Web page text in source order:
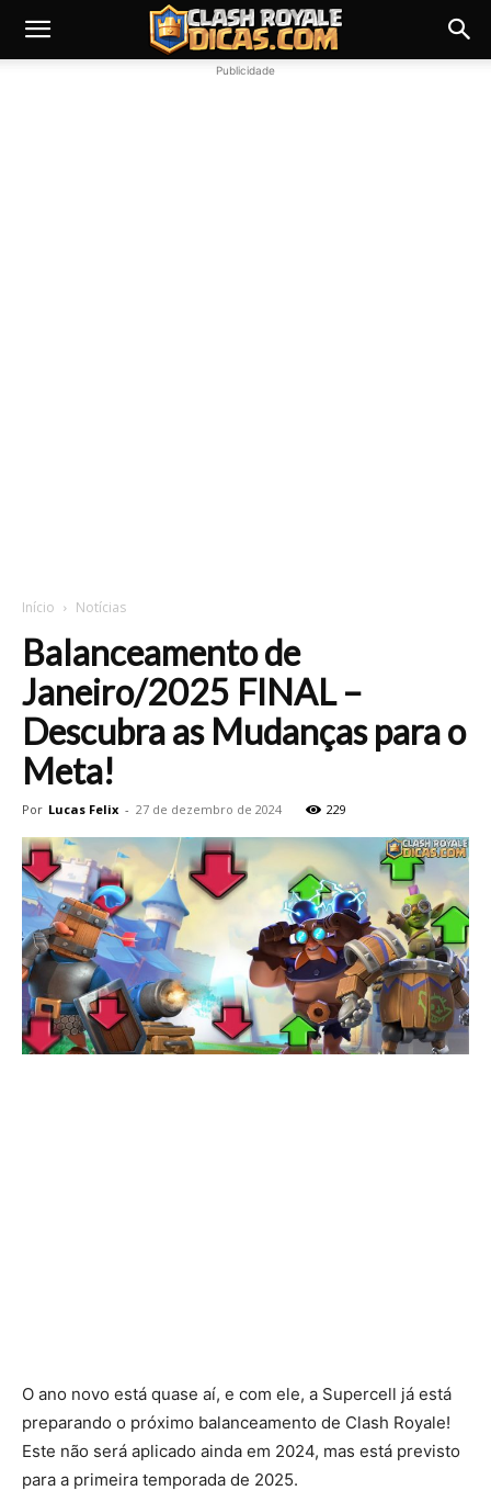
Publicidade
Início Notícias
Balanceamento de
Janeiro/2025 FINAL –
Descubra as Mudanças para o
Meta!
Por Lucas Felix - 27 de dezembro de 2024 229
O ano novo está quase aí, e com ele, a Supercell já está
preparando o próximo balanceamento de Clash Royale!
Este não será aplicado ainda em 2024, mas está previsto
para a primeira temporada de 2025.